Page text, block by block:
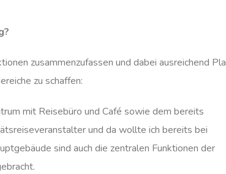
zusammenzufassen und dabei ausreichend
zu schaffen:
mit Reisebüro und Café sowie dem bereits
und da wollte ich bereits bei
sind auch die zentralen Funktionen der